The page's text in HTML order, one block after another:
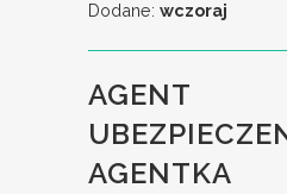
Dodane: wczoraj
AGENT
AGENTKA